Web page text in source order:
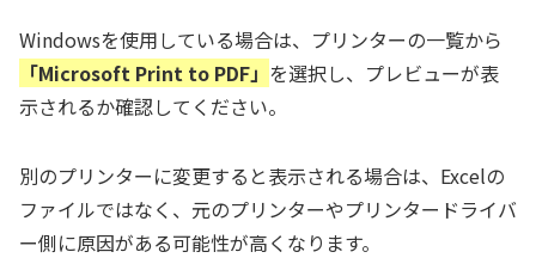
Windowsを使用している場合は、プリンターの一覧から
「Microsoft Print to PDF」 を選択し、プレビューが表
示されるか確認してください。
別のプリンターに変更すると表示される場合は、Excelの
ファイルではなく、元のプリンターやプリンタードライバ
ー側に原因がある可能性が高くなります。